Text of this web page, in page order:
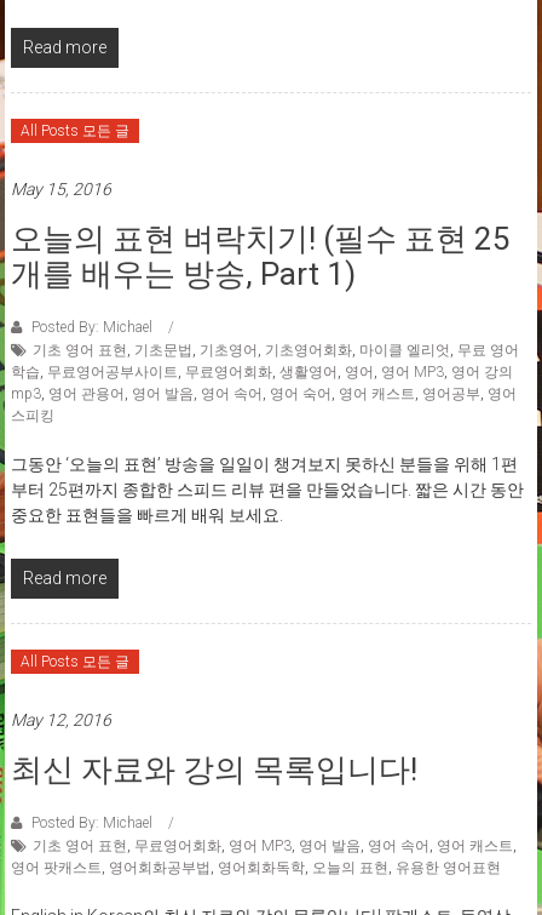
Read more
All Posts 모든 글
May 15, 2016
오늘의 표현 벼락치기! (필수 표현 25
개를 배우는 방송, Part 1)
Posted By: Michael
기초 영어 표현 , 기초문법 , 기초영어 , 기초영어회화, 마이클 엘리엇 , 무료 영어
학습, 무료영어공부사이트, 무료영어회화, 생활영어 , 영어 , 영어 MP3, 영어 강의
mp3, 영어 관용어 , 영어 발음, 영어 속어 , 영어 숙어 , 영어 캐스트, 영어공부, 영어
스피킹
그동안 ‘오늘의 표현’ 방송을 일일이 챙겨보지 못하신 분들을 위해 1편
부터 25편까지 종합한 스피드 리뷰 편을 만들었습니다. 짧은 시간 동안
중요한 표현들을 빠르게 배워 보세요.
Read more
All Posts 모든 글
May 12, 2016
최신 자료와 강의 목록입니다!
Posted By: Michael
기초 영어 표현 , 무료영어회화, 영어 MP3, 영어 발음, 영어 속어 , 영어 캐스트,
영어 팟캐스트, 영어회화공부법 , 영어회화독학, 오늘의 표현 , 유용한 영어표현